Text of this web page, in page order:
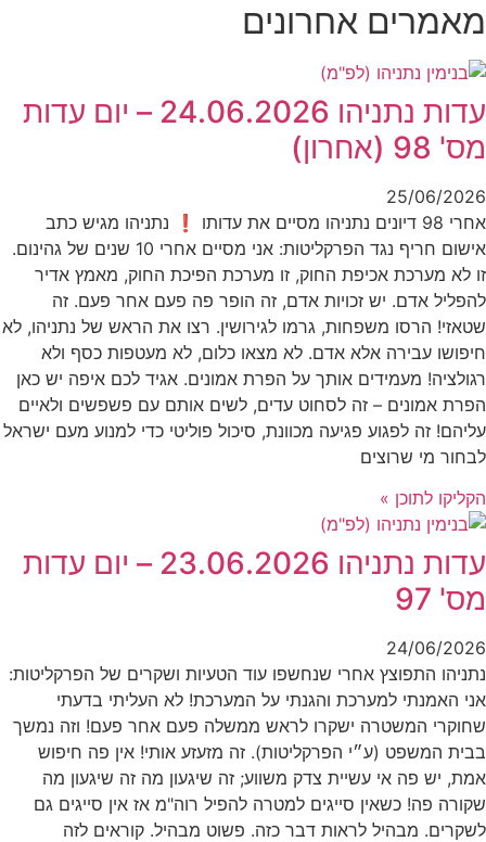
מאמרים אחרונים
עדות נתניהו 24.06.2026 – יום עדות
מס' 98 (אחרון)
25/06/2026
אחרי 98 דיונים נתניהו מסיים את עדותו ❗ נתניהו מגיש כתב
אישום חריף נגד הפרקליטות: אני מסיים אחרי 10 שנים של גהינום.
זו לא מערכת אכיפת החוק, זו מערכת הפיכת החוק, מאמץ אדיר
להפליל אדם. יש זכויות אדם, זה הופר פה פעם אחר פעם. זה
שטאזי! הרסו משפחות, גרמו לגירושין. רצו את הראש של נתניהו, לא
חיפושו עבירה אלא אדם. לא מצאו כלום, לא מעטפות כסף ולא
רגולציה! מעמידים אותך על הפרת אמונים. אגיד לכם איפה יש כאן
הפרת אמונים – זה לסחוט עדים, לשים אותם עם פשפשים ולאיים
עליהם! זה לפגוע פגיעה מכוונת, סיכול פוליטי כדי למנוע מעם ישראל
לבחור מי שרוצים
הקליקו לתוכן »
עדות נתניהו 23.06.2026 – יום עדות
מס' 97
24/06/2026
נתניהו התפוצץ אחרי שנחשפו עוד הטעיות ושקרים של הפרקליטות:
אני האמנתי למערכת והגנתי על המערכת! לא העליתי בדעתי
שחוקרי המשטרה ישקרו לראש ממשלה פעם אחר פעם! וזה נמשך
בבית המשפט (ע״י הפרקליטות). זה מזעזע אותי! אין פה חיפוש
אמת, יש פה אי עשיית צדק משווע; זה שיגעון מה זה שיגעון מה
שקורה פה! כשאין סייגים למטרה להפיל רוה"מ אז אין סייגים גם
לשקרים. מבהיל לראות דבר כזה. פשוט מבהיל. קוראים לזה